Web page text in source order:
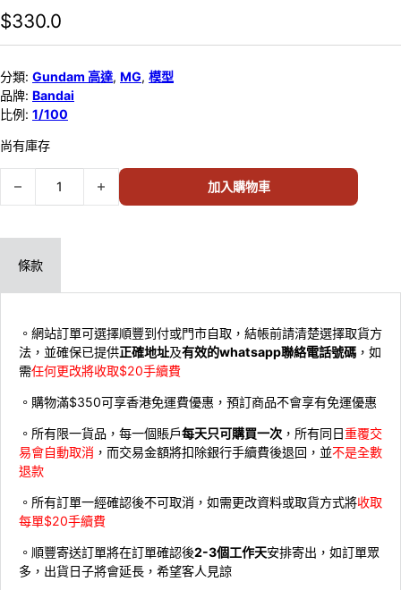
$330.0
分類: Gundam 高達, MG, 模型
品牌: Bandai
比例: 1/100
尚有庫存
Bandai 1/100 MG Zeta Gundam Ver.Ka 640154 數量
加入購物車
條款
。網站訂單可選擇順豐到付或門市自取，結帳前請清楚選擇取貨方
法，並確保已提供正確地址及有效的whatsapp聯絡電話號碼 ，如
需任何更改將收取$20手續費
。購物滿$350可享香港免運費優惠，預訂商品不會享有免運優惠
。所有限一貨品，每一個賬戶每天只可購買一次 ，所有同日重覆交
易會自動取消 ，而交易金額將扣除銀行手續費後退回，並不是全數
退款
。所有訂單一經確認後不可取消，如需更改資料或取貨方式將收取
每單$20手續費
。順豐寄送訂單將在訂單確認後2-3個工作天安排寄出，如訂單眾
多，出貨日子將會延長，希望客人見諒